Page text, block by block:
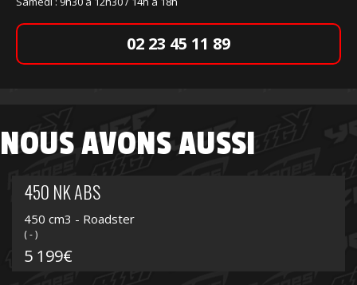
02 23 45 11 89
NOUS AVONS AUSSI
450 NK ABS
450 cm3 - Roadster
( - )
5 199€